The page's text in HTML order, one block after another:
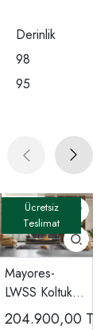
Derinlik
98
95
Mayores-
LWSS Koltuk
Takımı
204.900,00 TL